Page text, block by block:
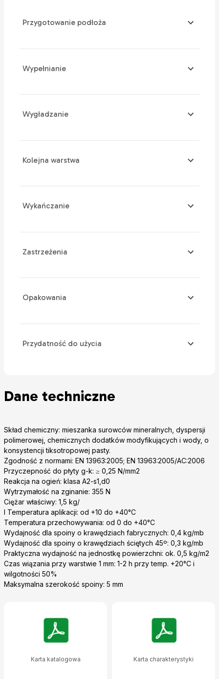
Przygotowanie podłoża
Wypełnianie
Wygładzanie
Kolejna warstwa
Wykańczanie
Zastrzeżenia
Opakowania
Przydatność do użycia
Dane techniczne
Skład chemiczny: mieszanka surowców mineralnych, dyspersji
polimerowej, chemicznych dodatków modyfikujących i wody, o
konsystencji tiksotropowej pasty.
Zgodność z normami: EN 13963:2005; EN 13963:2005/AC:2006
Przyczepność do płyty g-k: ≥ 0,25 N/mm2
Reakcja na ogień: klasa A2-s1,d0
Wytrzymałość na zginanie: 355 N
Ciężar właściwy: 1,5 kg/
l Temperatura aplikacji: od +10 do +40°C
Temperatura przechowywania: od 0 do +40°C
Wydajność dla spoiny o krawędziach fabrycznych: 0,4 kg/mb
Wydajność dla spoiny o krawędziach ściętych 45º: 0,3 kg/mb
Praktyczna wydajność na jednostkę powierzchni: ok. 0,5 kg/m2
Czas wiązania przy warstwie 1 mm: 1-2 h przy temp. +20°C i
wilgotności 50%
Maksymalna szerokość spoiny: 5 mm
Karta katalogowa Karta charakterystyki